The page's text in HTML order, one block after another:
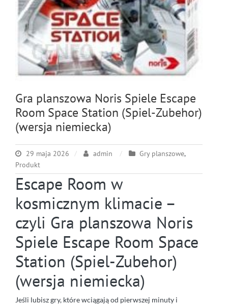
Gra planszowa Noris Spiele Escape
Room Space Station (Spiel-Zubehor)
(wersja niemiecka)
29 maja 2026 admin Gry planszowe,
Produkt
Escape Room w
kosmicznym klimacie –
czyli Gra planszowa Noris
Spiele Escape Room Space
Station (Spiel-Zubehor)
(wersja niemiecka)
Jeśli lubisz gry, które wciągają od pierwszej minuty i